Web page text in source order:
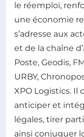
le réemploi,
une économie
s’adresse aux
et de la chaîne
Poste, Geodis,
URBY,
XPO Logistics. Il
anticiper et
légales, tirer
ainsi conjuguer